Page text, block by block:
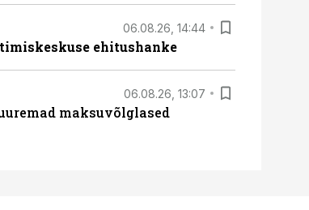
06.08.26, 14:44
ehitushanke
06.08.26, 13:07
maksuvõlglased